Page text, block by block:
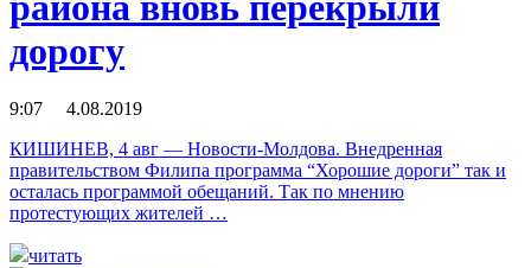
дорогу
9:07 4.08.2019
КИШИНЕВ, 4 авг — Новости-Молдова. Внедренная
правительством Филипа программа “Хорошие дороги” так и
осталась программой обещаний. Так по мнению
протестующих жителей …
читать